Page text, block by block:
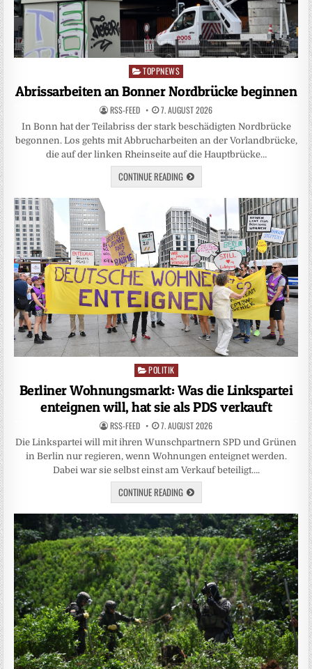
Posted
in
TOPPNEWS
Abrissarbeiten an Bonner Nordbrücke beginnen
RSS-FEED 7. AUGUST 2026
In Bonn hat der Teilabriss der stark beschädigten Nordbrücke
begonnen. Los gehts mit Abbrucharbeiten an der Vorlandbrücke,
die auf der linken Rheinseite auf die Hauptbrücke…
CONTINUE READING
Posted
POLITIK
Berliner Wohnungsmarkt: Was die Linkspartei
enteignen will, hat sie als PDS verkauft
RSS-FEED 7. AUGUST 2026
Die Linkspartei will mit ihren Wunschpartnern SPD und Grünen
in Berlin nur regieren, wenn Wohnungen enteignet werden.
Dabei war sie selbst einst am Verkauf beteiligt….
CONTINUE READING